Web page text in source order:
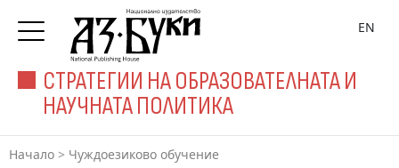
СТРАТЕГИИ НА ОБРАЗОВАТЕЛНАТА И
НАУЧНАТА ПОЛИТИКА
EN
Начало > Чуждоезиково обучение